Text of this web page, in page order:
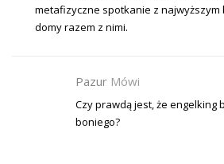
metafizyczne spotkanie z najwyższym
domy razem z nimi.
Pazur Mówi
Czy prawdą jest, że engelking
boniego?